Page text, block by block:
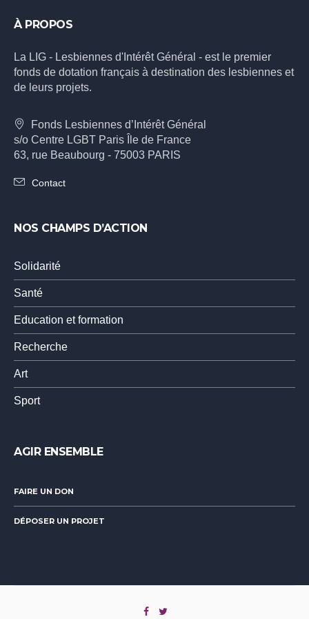
À PROPOS
La LIG - Lesbiennes d'Intérêt Général - est le premier
fonds de dotation français à destination des lesbiennes et
de leurs projets.
Fonds Lesbiennes d’Intérêt Général
s/o Centre LGBT Paris Île de France
63, rue Beaubourg - 75003 PARIS
Contact
NOS CHAMPS D’ACTION
Solidarité
Santé
Education et formation
Recherche
Art
Sport
AGIR ENSEMBLE
FAIRE UN DON
DÉPOSER UN PROJET